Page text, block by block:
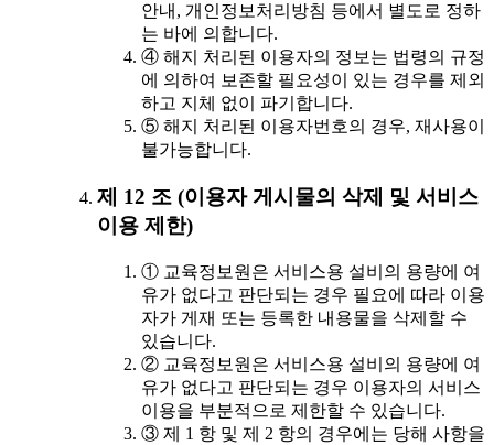
안내, 개인정보처리방침 등에서 별도로 정하
는 바에 의합니다.
④ 해지 처리된 이용자의 정보는 법령의 규정
에 의하여 보존할 필요성이 있는 경우를 제외
하고 지체 없이 파기합니다.
⑤ 해지 처리된 이용자번호의 경우, 재사용이
불가능합니다.
제 12 조 (이용자 게시물의 삭제 및 서비스
이용 제한)
① 교육정보원은 서비스용 설비의 용량에 여
유가 없다고 판단되는 경우 필요에 따라 이용
자가 게재 또는 등록한 내용물을 삭제할 수
있습니다.
② 교육정보원은 서비스용 설비의 용량에 여
유가 없다고 판단되는 경우 이용자의 서비스
이용을 부분적으로 제한할 수 있습니다.
③ 제 1 항 및 제 2 항의 경우에는 당해 사항을